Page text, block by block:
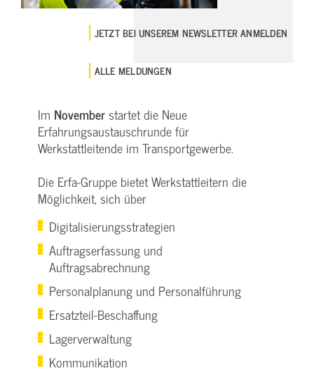
JETZT BEI UNSEREM NEWSLETTER ANMELDEN
ALLE MELDUNGEN
Im November startet die Neue
Erfahrungsaustauschrunde für
Werkstattleitende im Transportgewerbe.
Die Erfa-Gruppe bietet Werkstattleitern die
Möglichkeit, sich über
Digitalisierungsstrategien
Auftragserfassung und
Auftragsabrechnung
Personalplanung und Personalführung
Ersatzteil-Beschaffung
Lagerverwaltung
Kommunikation